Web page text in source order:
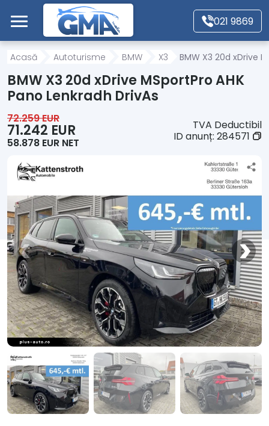
Mergi direct la conținutul principal
021 9869
Acasă
Autoturisme
Motociclete
Autoutilitare
Alte tipuri vehicule
Despre Noi
Contact
Acasă Autoturisme BMW X3 BMW X3 20d xDrive
BMW X3 20d xDrive MSportPro AHK
Pano Lenkradh DrivAs
72.259 EUR
71.242 EUR
58.878 EUR NET
TVA Deductibil
ID anunț: 284571